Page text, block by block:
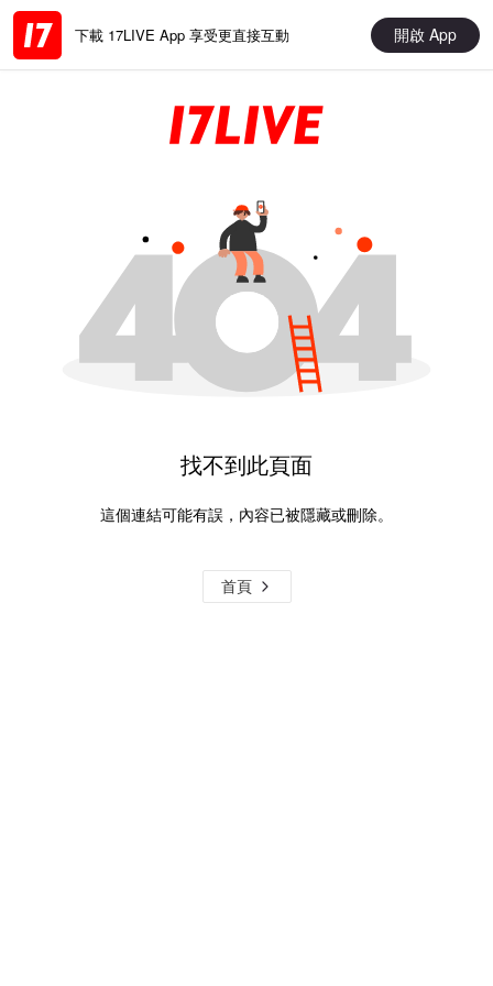
下載 17LIVE App 享受更直接互動 開啟 App
找不到此頁面
這個連結可能有誤，內容已被隱藏或刪除。
首頁